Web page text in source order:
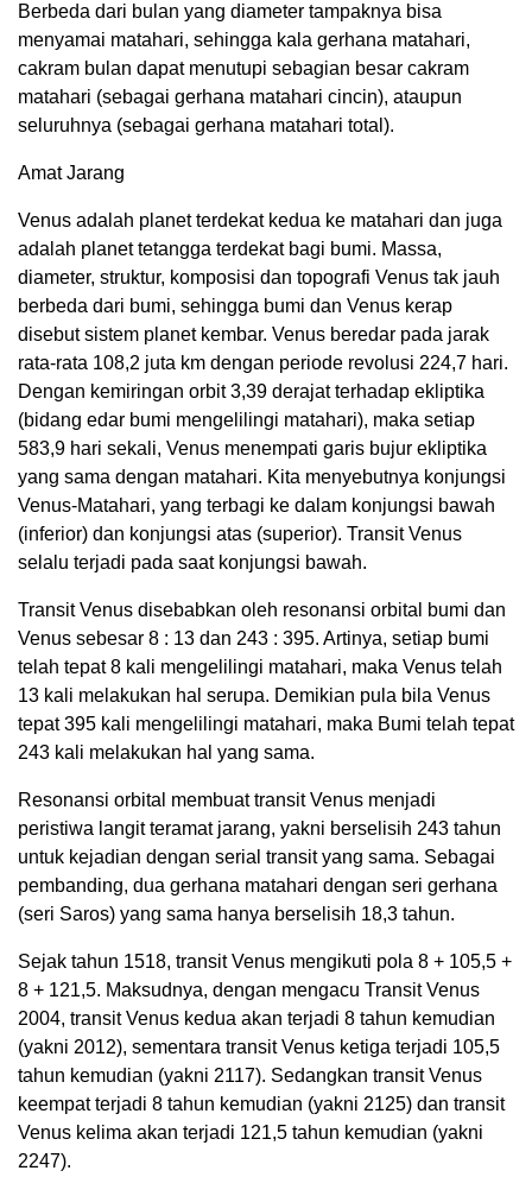
Berbeda dari bulan yang diameter tampaknya bisa
menyamai matahari, sehingga kala gerhana matahari,
cakram bulan dapat menutupi sebagian besar cakram
matahari (sebagai gerhana matahari cincin), ataupun
seluruhnya (sebagai gerhana matahari total).
Amat Jarang
Venus adalah planet terdekat kedua ke matahari dan juga
adalah planet tetangga terdekat bagi bumi. Massa,
diameter, struktur, komposisi dan topografi Venus tak jauh
berbeda dari bumi, sehingga bumi dan Venus kerap
disebut sistem planet kembar. Venus beredar pada jarak
rata-rata 108,2 juta km dengan periode revolusi 224,7 hari.
Dengan kemiringan orbit 3,39 derajat terhadap ekliptika
(bidang edar bumi mengelilingi matahari), maka setiap
583,9 hari sekali, Venus menempati garis bujur ekliptika
yang sama dengan matahari. Kita menyebutnya konjungsi
Venus-Matahari, yang terbagi ke dalam konjungsi bawah
(inferior) dan konjungsi atas (superior). Transit Venus
selalu terjadi pada saat konjungsi bawah.
Transit Venus disebabkan oleh resonansi orbital bumi dan
Venus sebesar 8 : 13 dan 243 : 395. Artinya, setiap bumi
telah tepat 8 kali mengelilingi matahari, maka Venus telah
13 kali melakukan hal serupa. Demikian pula bila Venus
tepat 395 kali mengelilingi matahari, maka Bumi telah tepat
243 kali melakukan hal yang sama.
Resonansi orbital membuat transit Venus menjadi
peristiwa langit teramat jarang, yakni berselisih 243 tahun
untuk kejadian dengan serial transit yang sama. Sebagai
pembanding, dua gerhana matahari dengan seri gerhana
(seri Saros) yang sama hanya berselisih 18,3 tahun.
Sejak tahun 1518, transit Venus mengikuti pola 8 + 105,5 +
8 + 121,5. Maksudnya, dengan mengacu Transit Venus
2004, transit Venus kedua akan terjadi 8 tahun kemudian
(yakni 2012), sementara transit Venus ketiga terjadi 105,5
tahun kemudian (yakni 2117). Sedangkan transit Venus
keempat terjadi 8 tahun kemudian (yakni 2125) dan transit
Venus kelima akan terjadi 121,5 tahun kemudian (yakni
2247).